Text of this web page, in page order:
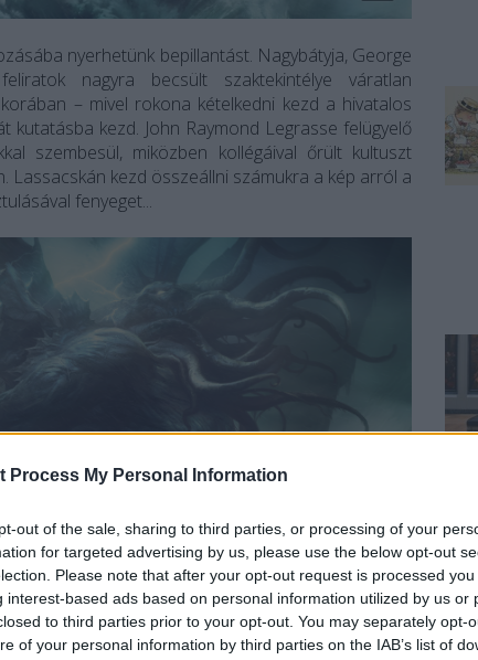
Process My Personal Information
out of the sale, sharing to third parties, or processing of your
for targeted advertising by us, please use the below opt-out
Please note that after your opt-out request is processed you
interest-based ads based on personal information utilized by us or
to third parties prior to your opt-out. You may separately opt-
of your personal information by third parties on the IAB’s list of
nyerhetünk bepillantást. Nagybátyja, George
nagyra becsült szaktekintélye váratlan
– mivel rokona kételkedni kezd a hivatalos
kutatásba kezd. John Raymond Legrasse felügyelő
szembesül, miközben kollégáival őrült kultuszt
Lassacskán kezd összeállni számukra a kép arról a
fenyeget...